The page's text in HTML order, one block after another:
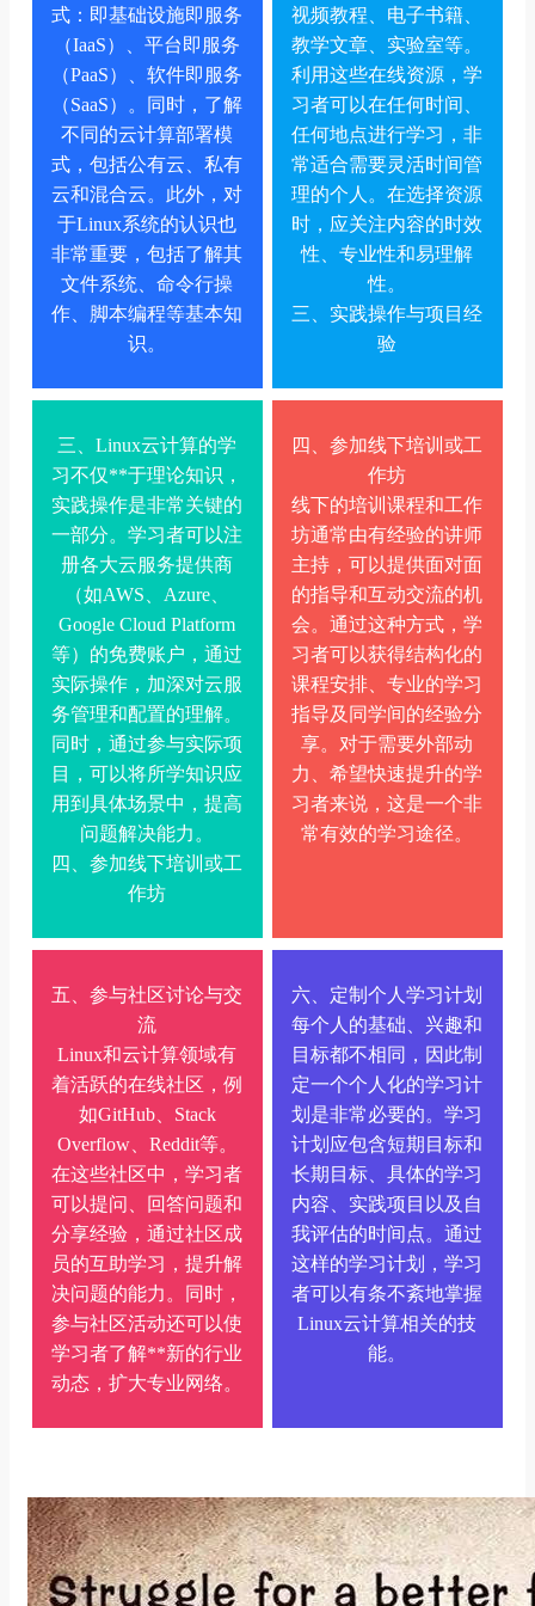
式：即基础设施即服务
（IaaS）、平台即服务
（PaaS）、软件即服务
（SaaS）。同时，了解
不同的云计算部署模
式，包括公有云、私有
云和混合云。此外，对
于Linux系统的认识也
非常重要，包括了解其
文件系统、命令行操
作、脚本编程等基本知
识。
视频教程、电子书籍、
教学文章、实验室等。
利用这些在线资源，学
习者可以在任何时间、
任何地点进行学习，非
常适合需要灵活时间管
理的个人。在选择资源
时，应关注内容的时效
性、专业性和易理解
性。
三、实践操作与项目经
验
三、Linux云计算的学
习不仅**于理论知识，
实践操作是非常关键的
一部分。学习者可以注
册各大云服务提供商
（如AWS、Azure、
Google Cloud Platform
等）的免费账户，通过
实际操作，加深对云服
务管理和配置的理解。
同时，通过参与实际项
目，可以将所学知识应
用到具体场景中，提高
问题解决能力。
四、参加线下培训或工
作坊
四、参加线下培训或工
作坊
线下的培训课程和工作
坊通常由有经验的讲师
主持，可以提供面对面
的指导和互动交流的机
会。通过这种方式，学
习者可以获得结构化的
课程安排、专业的学习
指导及同学间的经验分
享。对于需要外部动
力、希望快速提升的学
习者来说，这是一个非
常有效的学习途径。
五、参与社区讨论与交
流
Linux和云计算领域有
着活跃的在线社区，例
如GitHub、Stack
Overflow、Reddit等。
在这些社区中，学习者
可以提问、回答问题和
分享经验，通过社区成
员的互助学习，提升解
决问题的能力。同时，
参与社区活动还可以使
学习者了解**新的行业
动态，扩大专业网络。
六、定制个人学习计划
每个人的基础、兴趣和
目标都不相同，因此制
定一个个人化的学习计
划是非常必要的。学习
计划应包含短期目标和
长期目标、具体的学习
内容、实践项目以及自
我评估的时间点。通过
这样的学习计划，学习
者可以有条不紊地掌握
Linux云计算相关的技
能。